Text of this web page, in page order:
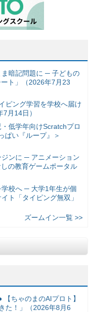
暗記問題に ─ 子どもの
ト」（2026年7月23
ピング学習を学校へ届け
月14日）
低学年向けScratchプロ
い『ループ』＞
ジンに ─ アニメーション
の教育ゲームポータル
学校へ ─ 大学1年生が個
ト「タイピング無双」
ズームイン一覧 >>
ちゃのまのAIプロト】
た！」（2026年8月6